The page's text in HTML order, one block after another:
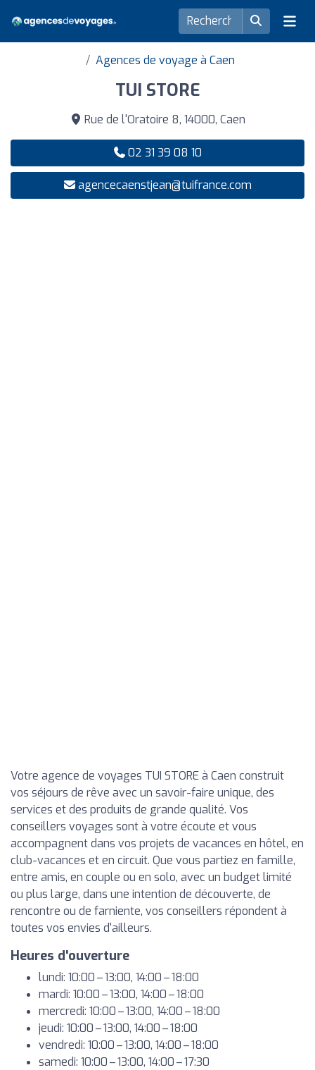
Agences de voyage à Caen
TUI STORE
Rue de l'Oratoire 8, 14000, Caen
02 31 39 08 10
agencecaenstjean@tuifrance.com
Votre agence de voyages TUI STORE à Caen construit
vos séjours de rêve avec un savoir-faire unique, des
services et des produits de grande qualité. Vos
conseillers voyages sont à votre écoute et vous
accompagnent dans vos projets de vacances en hôtel, en
club-vacances et en circuit. Que vous partiez en famille,
entre amis, en couple ou en solo, avec un budget limité
ou plus large, dans une intention de découverte, de
rencontre ou de farniente, vos conseillers répondent à
toutes vos envies d'ailleurs.
Heures d'ouverture
lundi: 10:00 – 13:00, 14:00 – 18:00
mardi: 10:00 – 13:00, 14:00 – 18:00
mercredi: 10:00 – 13:00, 14:00 – 18:00
jeudi: 10:00 – 13:00, 14:00 – 18:00
vendredi: 10:00 – 13:00, 14:00 – 18:00
samedi: 10:00 – 13:00, 14:00 – 17:30